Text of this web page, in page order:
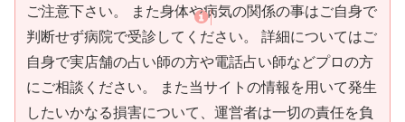
ご注意下さい。 また身体や病気の関係の事はご自身で
判断せず病院で受診してください。 詳細についてはご
自身で実店舗の占い師の方や電話占い師などプロの方
にご相談ください。 また当サイトの情報を用いて発生
したいかなる損害について、運営者は一切の責任を負